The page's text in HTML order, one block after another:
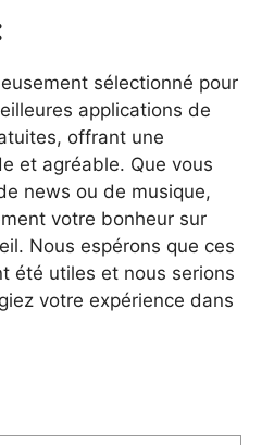
sélectionné pour
applications de
offrant une
et agréable. Que vous
news ou de musique,
votre bonheur sur
Nous espérons que ces
été utiles et nous serions
votre expérience dans